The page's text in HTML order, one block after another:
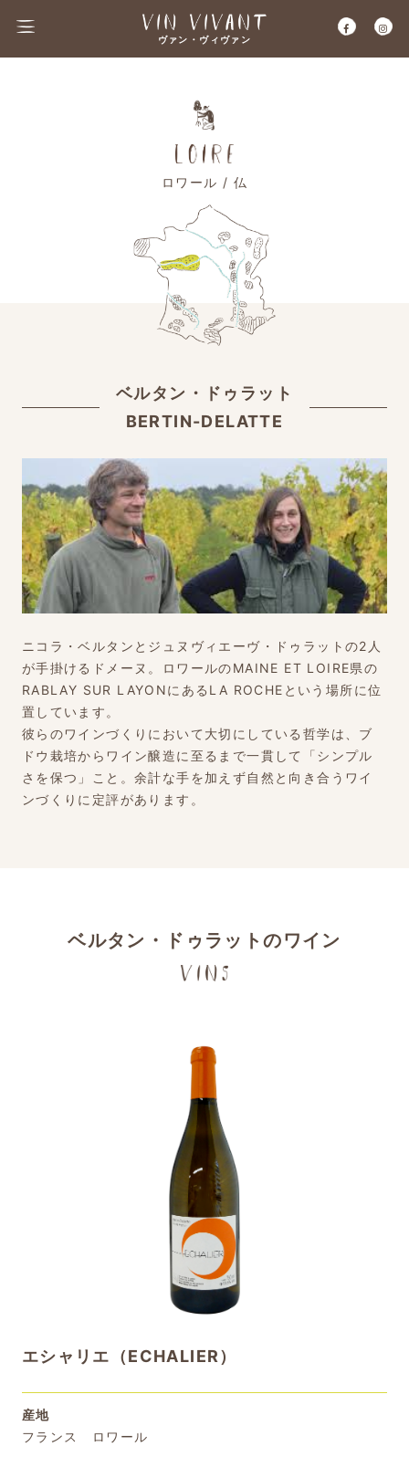
ヴァン・ヴィヴァン
ロワール / 仏
ベルタン・ドゥラット
BERTIN-DELATTE
ニコラ・ベルタンとジュヌヴィエーヴ・ドゥラットの2人
が手掛けるドメーヌ。ロワールのMAINE ET LOIRE県の
RABLAY SUR LAYONにあるLA ROCHEという場所に位
置しています。
彼らのワインづくりにおいて大切にしている哲学は、ブ
ドウ栽培からワイン醸造に至るまで一貫して「シンプル
さを保つ」こと。余計な手を加えず自然と向き合うワイ
ンづくりに定評があります。
ベルタン・ドゥラットのワイン
エシャリエ（ECHALIER）
産地
フランス ロワール